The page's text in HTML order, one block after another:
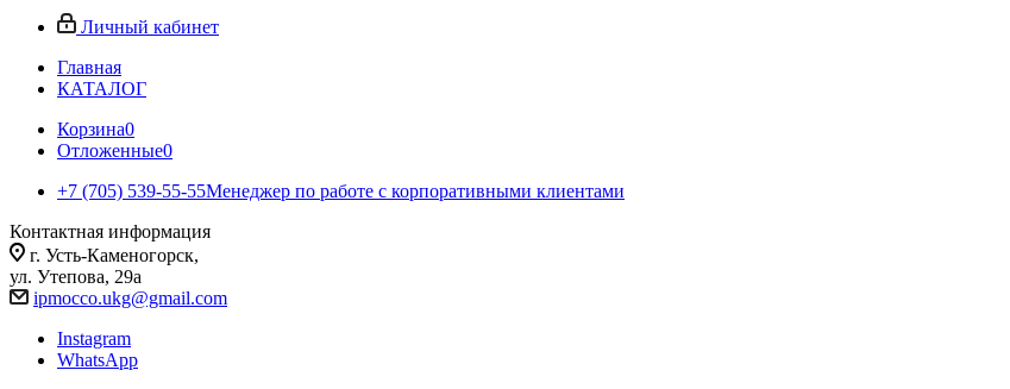
Личный кабинет
Главная
КАТАЛОГ
Корзина0
Отложенные0
+7 (705) 539-55-55Менеджер по работе с корпоративными клиентами
Контактная информация
г. Усть-Каменогорск,
ул. Утепова, 29а
ipmocco.ukg@gmail.com
Instagram
WhatsApp